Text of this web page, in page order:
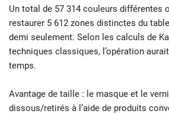
Un total de 57 314 couleurs différentes
restaurer 5 612 zones distinctes du
demi seulement. Selon les calculs de
techniques classiques, l’opération
temps.
Avantage de taille : le masque et le
dissous/retirés à l’aide de produits